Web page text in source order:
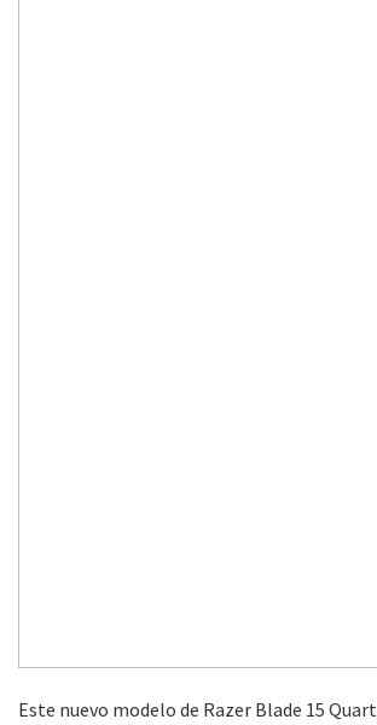
Este nuevo modelo de Razer Blade 15